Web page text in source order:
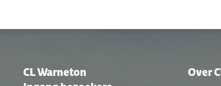
CL Warneton
Over